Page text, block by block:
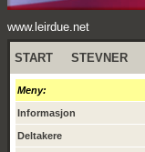
www.leirdue.net
START STEVNER
Meny:
Informasjon
Deltakere